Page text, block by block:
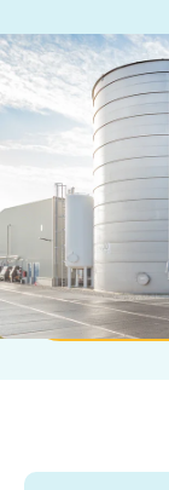
Evides
vernieuwende
hebben